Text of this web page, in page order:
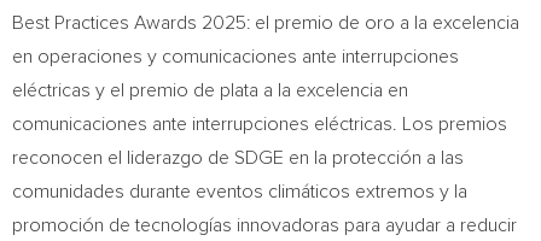
Best Practices Awards 2025: el premio de oro a la excelencia
en operaciones y comunicaciones ante interrupciones
eléctricas y el premio de plata a la excelencia en
comunicaciones ante interrupciones eléctricas. Los premios
reconocen el liderazgo de SDGE en la protección a las
comunidades durante eventos climáticos extremos y la
promoción de tecnologías innovadoras para ayudar a reducir